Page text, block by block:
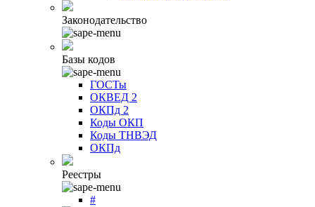
Законодательство
Базы кодов
ГОСТы
ОКВЕД 2
ОКПд 2
Коды ОКП
Коды ТНВЭД
ОКПд
Реестры
#